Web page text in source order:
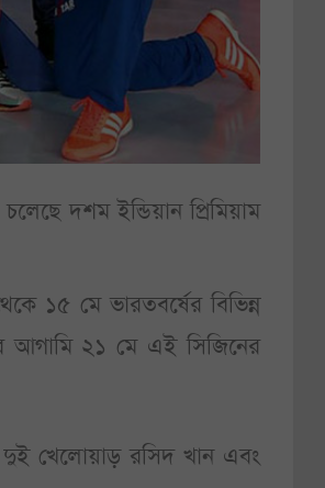
দশম ইন্ডিয়ান প্রিমিয়াম
১৫ মে ভারতবর্ষের বিভিন্ন
আগামি ২১ মে এই সিজিনের
দুই খেলোয়াড় রসিদ খান এবং